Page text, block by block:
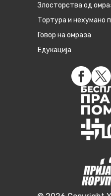
Злосторства од
Тортура и нехумано
Говор на омраза
Едукација